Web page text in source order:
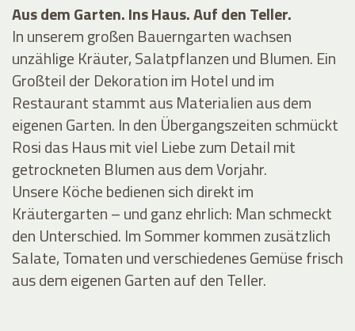
Aus dem Garten. Ins Haus. Auf den Teller.
In unserem großen Bauerngarten wachsen
unzählige Kräuter, Salatpflanzen und Blumen. Ein
Großteil der Dekoration im Hotel und im
Restaurant stammt aus Materialien aus dem
eigenen Garten. In den Übergangszeiten schmückt
Rosi das Haus mit viel Liebe zum Detail mit
getrockneten Blumen aus dem Vorjahr.
Unsere Köche bedienen sich direkt im
Kräutergarten – und ganz ehrlich: Man schmeckt
den Unterschied. Im Sommer kommen zusätzlich
Salate, Tomaten und verschiedenes Gemüse frisch
aus dem eigenen Garten auf den Teller.